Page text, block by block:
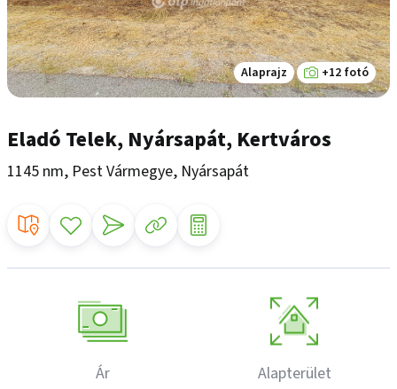
Alaprajz +12 fotó
Eladó Telek, Nyársapát, Kertváros
1145 nm, Pest Vármegye, Nyársapát
Ár
Alapterület